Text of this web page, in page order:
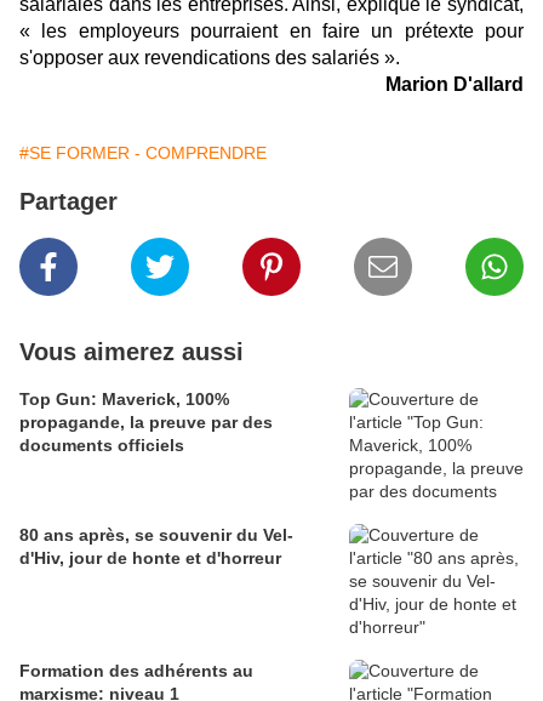
salariales dans les entreprises. Ainsi, explique le syndicat,
« les employeurs pourraient en faire un prétexte pour
s'opposer aux revendications des salariés ».
Marion D'allard
#SE FORMER - COMPRENDRE
Partager
Vous aimerez aussi
Top Gun: Maverick, 100%
propagande, la preuve par des
documents officiels
80 ans après, se souvenir du Vel-
d'Hiv, jour de honte et d'horreur
Formation des adhérents au
marxisme: niveau 1